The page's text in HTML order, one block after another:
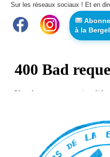
Sur les réseaux sociaux ! Et en
à la